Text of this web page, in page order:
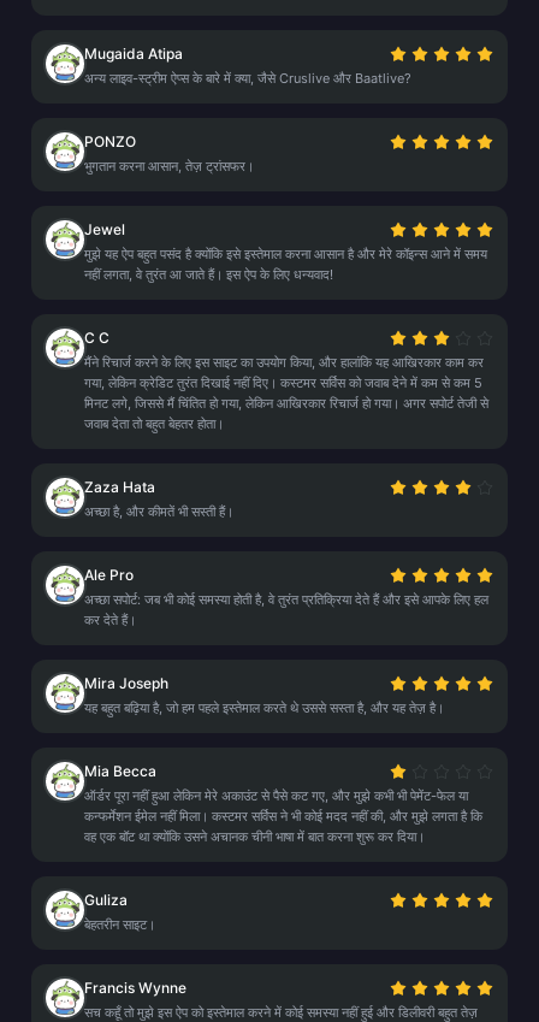
Mugaida Atipa
अन्य लाइव-स्ट्रीम ऐप्स के बारे में क्या, जैसे Cruslive और Baatlive?
PONZO
भुगतान करना आसान, तेज़ ट्रांसफर।
Jewel
मुझे यह ऐप बहुत पसंद है क्योंकि इसे इस्तेमाल करना आसान है और मेरे कॉइन्स आने में समय
नहीं लगता, वे तुरंत आ जाते हैं। इस ऐप के लिए धन्यवाद!
C C
मैंने रिचार्ज करने के लिए इस साइट का उपयोग किया, और हालांकि यह आखिरकार काम कर
गया, लेकिन क्रेडिट तुरंत दिखाई नहीं दिए। कस्टमर सर्विस को जवाब देने में कम से कम 5
मिनट लगे, जिससे मैं चिंतित हो गया, लेकिन आखिरकार रिचार्ज हो गया। अगर सपोर्ट तेजी से
जवाब देता तो बहुत बेहतर होता।
Zaza Hata
अच्छा है, और कीमतें भी सस्ती हैं।
Ale Pro
अच्छा सपोर्ट: जब भी कोई समस्या होती है, वे तुरंत प्रतिक्रिया देते हैं और इसे आपके लिए हल
कर देते हैं।
Mira Joseph
यह बहुत बढ़िया है, जो हम पहले इस्तेमाल करते थे उससे सस्ता है, और यह तेज़ है।
Mia Becca
ऑर्डर पूरा नहीं हुआ लेकिन मेरे अकाउंट से पैसे कट गए, और मुझे कभी भी पेमेंट-फेल या
कन्फर्मेशन ईमेल नहीं मिला। कस्टमर सर्विस ने भी कोई मदद नहीं की, और मुझे लगता है कि
वह एक बॉट था क्योंकि उसने अचानक चीनी भाषा में बात करना शुरू कर दिया।
Guliza
बेहतरीन साइट।
Francis Wynne
सच कहूँ तो मुझे इस ऐप को इस्तेमाल करने में कोई समस्या नहीं हुई और डिलीवरी बहुत तेज़